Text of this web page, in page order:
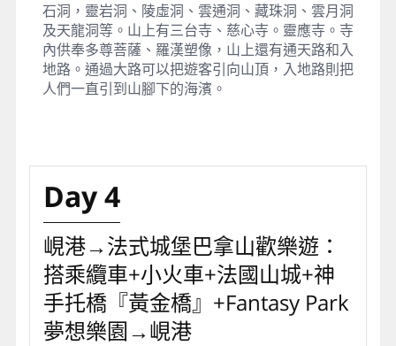
石洞，靈岩洞、陵虛洞、雲通洞、藏珠洞、雲月洞
及天龍洞等。山上有三台寺、慈心寺。靈應寺。寺
內供奉多尊菩薩、羅漢塑像，山上還有通天路和入
地路。通過大路可以把遊客引向山頂，入地路則把
人們一直引到山腳下的海濱。
Day 4
峴港→法式城堡巴拿山歡樂遊：
搭乘纜車+小火車+法國山城+神
手托橋『黃金橋』+Fantasy Park
夢想樂園→峴港